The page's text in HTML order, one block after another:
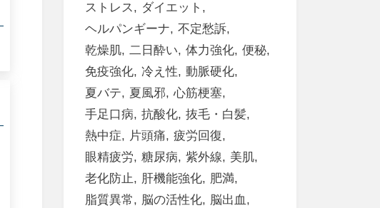
ストレス
ダイエット
ヘルパンギーナ
不定愁訴
乾燥肌 二日酔い 体力強化 便秘
免疫強化 冷え性
動脈硬化
夏バテ
夏風邪
心筋梗塞
手足口病
抗酸化 抜毛・白髪
熱中症
片頭痛
疲労回復
眼精疲労
糖尿病 紫外線
美肌
老化防止
肝機能強化
肥満
脂質異常
脳の活性化
脳出血